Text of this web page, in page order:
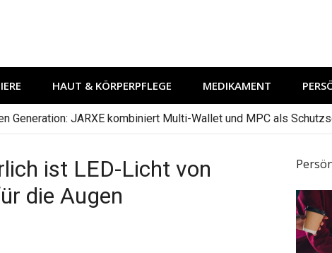
HAUT & KÖRPERPFLEGE MEDIKAMENT
Generation: JARXE kombiniert Multi-Wallet und MPC als
ist LED-Licht von
die Augen